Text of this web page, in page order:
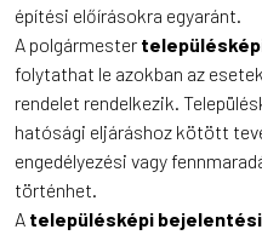
építési előírásokra egyaránt.
A polgármester
folytathat le azokban az
rendelet rendelkezik.
hatósági eljáráshoz kötött
engedélyezési vagy
történhet.
A településképi